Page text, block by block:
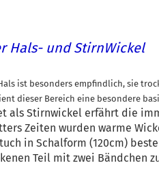
Hals- und StirnWickel
ist besonders empfindlich, sie
dieser Bereich eine besondere
als Stirnwickel erfährt die
Zeiten wurden warme
in Schalform (120cm)
Teil mit zwei Bändchen